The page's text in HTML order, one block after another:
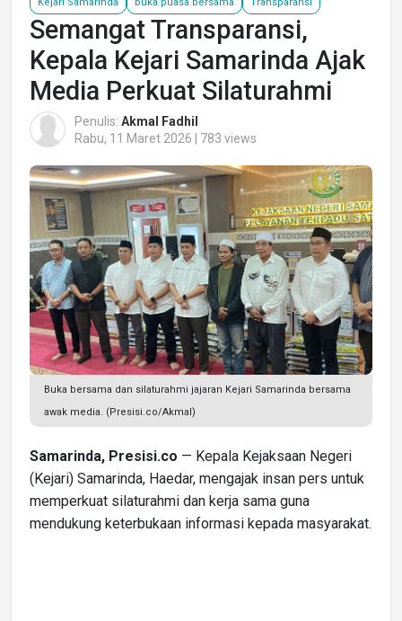
Semangat Transparansi,
Kepala Kejari Samarinda Ajak
Media Perkuat Silaturahmi
Penulis: Akmal Fadhil
Rabu, 11 Maret 2026 | 783 views
Buka bersama dan silaturahmi jajaran Kejari Samarinda bersama
awak media. (Presisi.co/Akmal)
Samarinda, Presisi.co — Kepala Kejaksaan Negeri
(Kejari) Samarinda, Haedar, mengajak insan pers untuk
memperkuat silaturahmi dan kerja sama guna
mendukung keterbukaan informasi kepada masyarakat.